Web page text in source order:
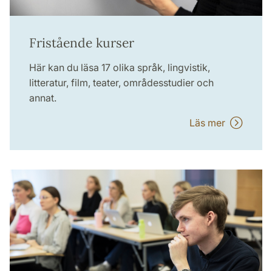
Fristående kurser
Här kan du läsa 17 olika språk, lingvistik,
litteratur, film, teater, områdesstudier och
annat.
Läs mer